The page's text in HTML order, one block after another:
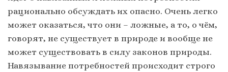
рационально обсуждать их опасно. Очень легко
может оказаться, что они – ложные, а то, о чём,
говорят, не существует в природе и вообще не
может существовать в силу законов природы.
Навязывание потребностей происходит строго